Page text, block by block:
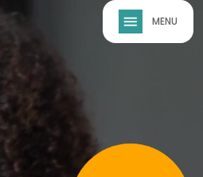
Skip to main content